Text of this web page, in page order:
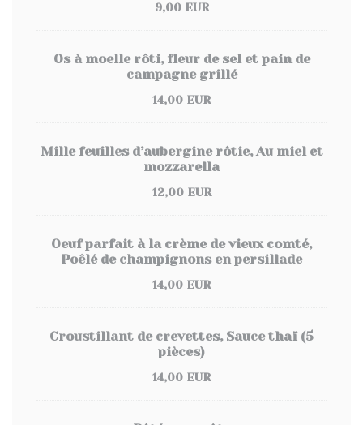
9,00 EUR
Os à moelle rôti, fleur de sel et pain de
campagne grillé
14,00 EUR
Mille feuilles d’aubergine rôtie, Au miel et
mozzarella
12,00 EUR
Oeuf parfait à la crème de vieux comté,
Poêlé de champignons en persillade
14,00 EUR
Croustillant de crevettes, Sauce thaï (5
pièces)
14,00 EUR